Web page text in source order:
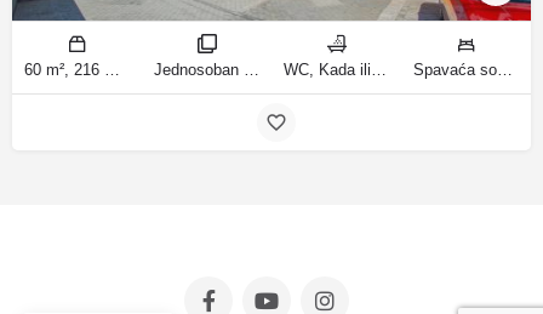
60 m², 216 m² m2 Jednosoban stan sa vrtom, Apartman sa 4 sobe sobe WC, Kada ili tuš kupatila Spavaća soba 1: 1 veliki bračni krevet | Dnevni boravak: 1 kauč na razvlačenje | Spavaća soba 1: 1 bračni krevet | Spavaća soba 2: 1 bračni krevet | Spavaća soba 3: 1 bračni krevet | Spavaća soba 4: 1 krevet za jednu osobu ležaja